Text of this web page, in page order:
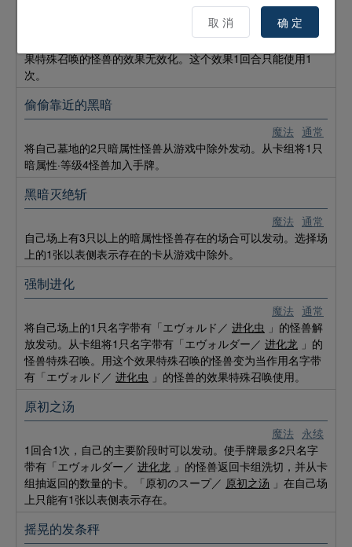
魔法 场地
风属性怪兽被卡的效果破坏并送入自己的墓地时，可以从自己
的手牌或卡组特殊召唤1只风属性·等级3以下的怪兽。用这个效
果特殊召唤的怪兽的效果无效化。这个效果1回合只能使用1
次。
魔法 通常
偷偷靠近的黑暗
将自己墓地的2只暗属性怪兽从游戏中除外发动。从卡组将1只
暗属性·等级4怪兽加入手牌。
魔法 通常
黑暗灭绝斩
自己场上有3只以上的暗属性怪兽存在的场合可以发动。选择场
上的1张以表侧表示存在的卡从游戏中除外。
魔法 通常
强制进化
将自己场上的1只名字带有「エヴォルド／ 进化虫 」的怪兽解
放发动。从卡组将1只名字带有「エヴォルダー／ 进化龙 」的
怪兽特殊召唤。用这个效果特殊召唤的怪兽变为当作用名字带
有「エヴォルド／ 进化虫 」的怪兽的效果特殊召唤使用。
魔法 永续
原初之汤
1回合1次，自己的主要阶段时可以发动。使手牌最多2只名字
带有「エヴォルダー／ 进化龙 」的怪兽返回卡组洗切，并从卡
组抽返回的数量的卡。「原初のスープ／ 原初之汤 」在自己场
上只能有1张以表侧表示存在。
摇晃的发条秤
取 消 确 定